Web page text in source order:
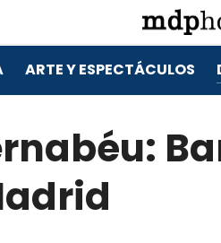
ARTE Y ESPECTÁCULOS